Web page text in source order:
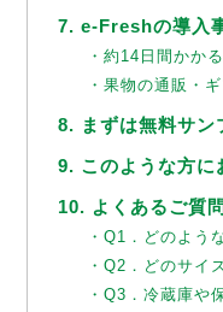
7. e-Freshの導入
・約14日間かか
・果物の通販・
8. まずは無料サン
9. このような方に
10. よくあるご質問
・Q1．どのよう
・Q2．どのサイ
・Q3．冷蔵庫や